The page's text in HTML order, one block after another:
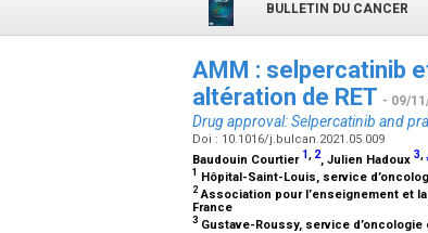
BULLETIN DU CANCER
AMM : selpercatinib
altération de RET - 09/
Drug approval: Selpercatinib and
Doi : 10.1016/j.bulcan.2021.05.009
Baudouin Courtier 1, 2, Julien Hadoux 3,
1 Hôpital-Saint-Louis, service
2 Association pour l’enseignement et
France
3 Gustave-Roussy, service d’oncologie